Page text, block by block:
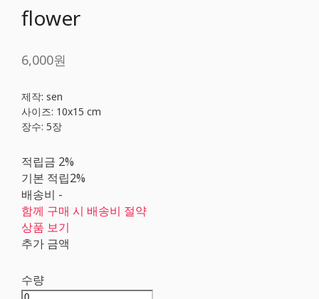
flower
6,000원
제작: sen
사이즈: 10x15 cm
장수: 5장
적립금 2%
기본 적립2%
배송비 -
함께 구매 시 배송비 절약
상품 보기
추가 금액
수량